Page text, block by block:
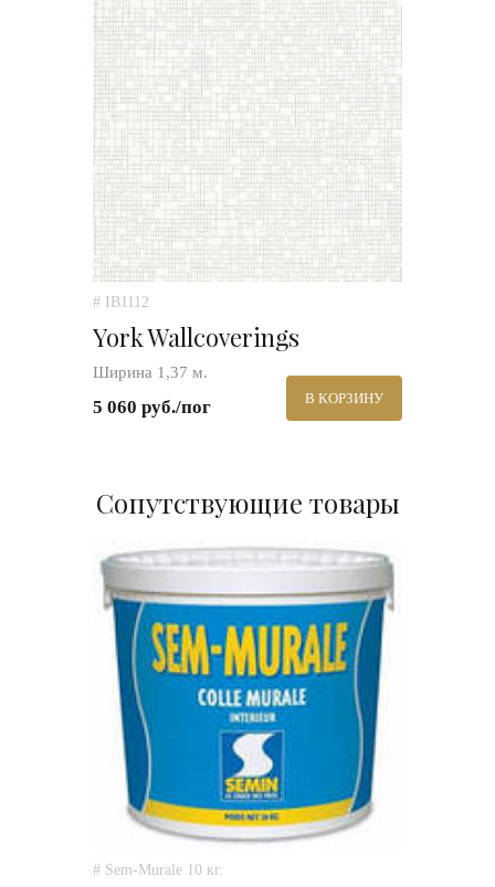
# IB1112
York Wallcoverings
Ширина 1,37 м.
5 060 руб./пог В КОРЗИНУ
Сопутствующие товары
# Sem-Murale 10 кг.